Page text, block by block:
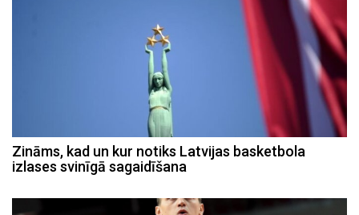
Zināms, kad un kur notiks Latvijas basketbola
izlases svinīgā sagaidīšana